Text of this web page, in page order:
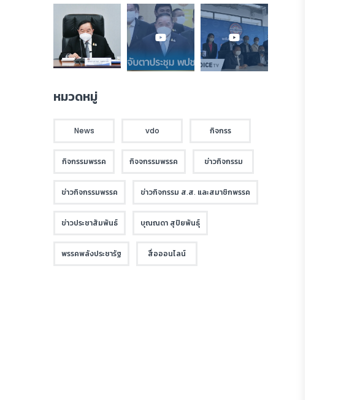
หมวดหมู่
News vdo กิจกรร
กิจกรรมพรรค กิจจกรรมพรรค ข่าวกิจกรรม
ข่าวกิจกรรมพรรค ข่าวกิจกรรม ส.ส. และสมาชิกพรรค
ข่าวประชาสัมพันธ์ บุณณดา สุปิยพันธุ์
พรรคพลังประชารัฐ สื่อออนไลน์